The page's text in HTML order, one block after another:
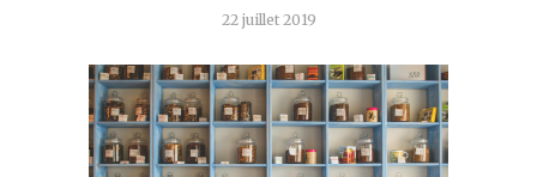
22 juillet 2019